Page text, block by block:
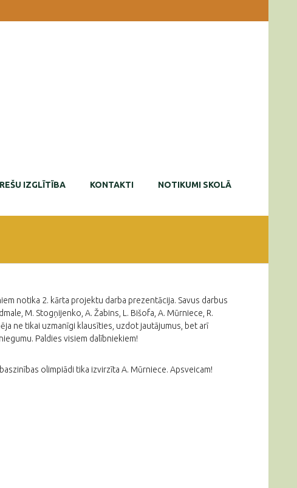
IZGLĪTĪBA KONTAKTI NOTIKUMI SKOLĀ
notika 2. kārta projektu darba prezentācija. Savus darbus
M. Stogņijenko, A. Žabins, L. Bišofa, A. Mūrniece, R.
ne tikai uzmanīgi klausīties, uzdot jautājumus, bet arī
Paldies visiem dalībniekiem!
olimpiādi tika izvirzīta A. Mūrniece. Apsveicam!